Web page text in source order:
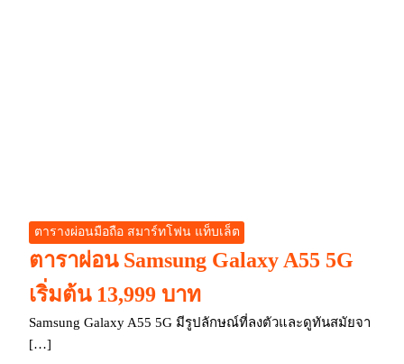
ตารางผ่อนมือถือ สมาร์ทโฟน แท็บเล็ต
ตาราผ่อน Samsung Galaxy A55 5G
เริ่มต้น 13,999 บาท
Samsung Galaxy A55 5G มีรูปลักษณ์ที่ลงตัวและดูทันสมัยจา
[…]